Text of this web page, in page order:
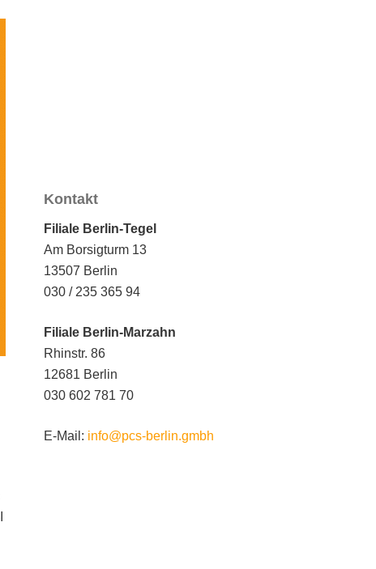
Kontakt
Filiale Berlin-Tegel
Am Borsigturm 13
13507 Berlin
030 / 235 365 94
Filiale Berlin-Marzahn
Rhinstr. 86
12681 Berlin
030 602 781 70
E-Mail: info@pcs-berlin.gmbh